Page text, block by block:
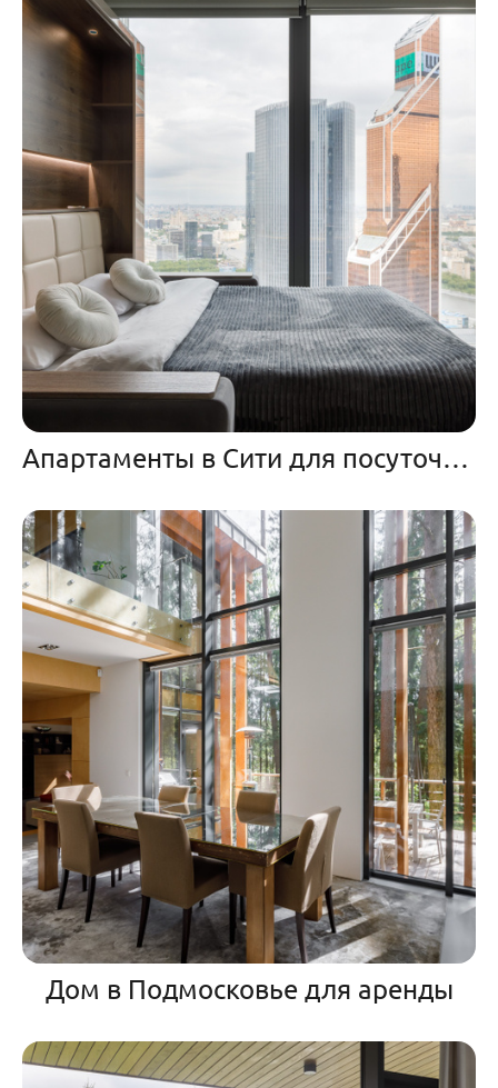
Апартаменты в Сити для посуточной аренды
Дом в Подмосковье для аренды